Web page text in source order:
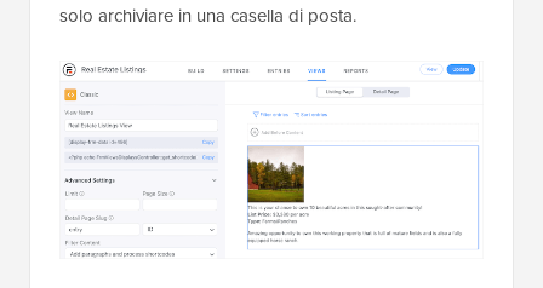
solo archiviare in una casella di posta.